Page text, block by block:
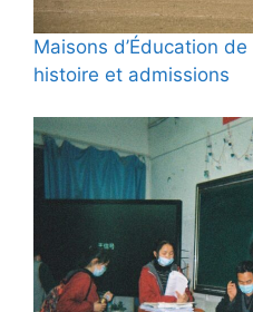
Maisons d’Éducation
histoire et admissions